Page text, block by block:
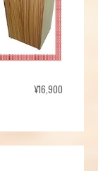
¥16,900